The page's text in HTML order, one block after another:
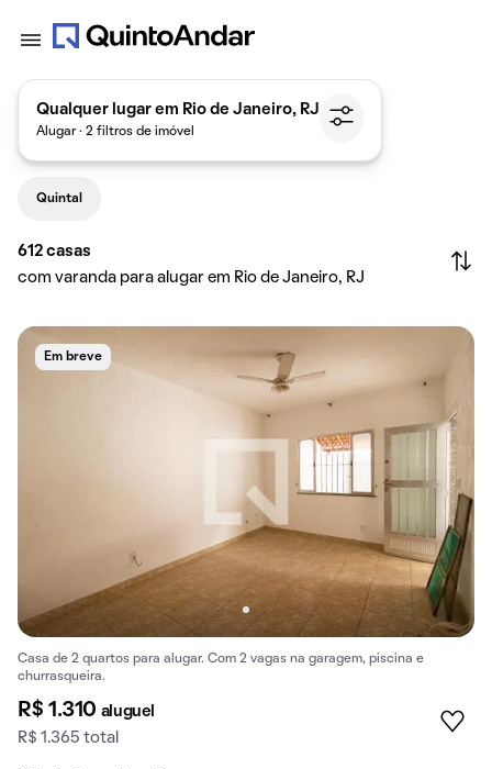
Qualquer lugar em Rio de Janeiro, RJ
Alugar · 2 filtros de imóvel
Quintal
612 casas
com varanda para alugar em Rio de Janeiro, RJ
Em breve
Casa de 2 quartos para alugar. Com 2 vagas na garagem, piscina e
churrasqueira.
R$ 1.310 aluguel
R$ 1.365 total